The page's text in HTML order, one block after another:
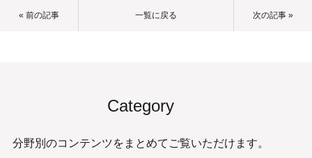
« 前の記事 一覧に戻る 次の記事 »
Category
分野別のコンテンツをまとめてご覧いただけます。